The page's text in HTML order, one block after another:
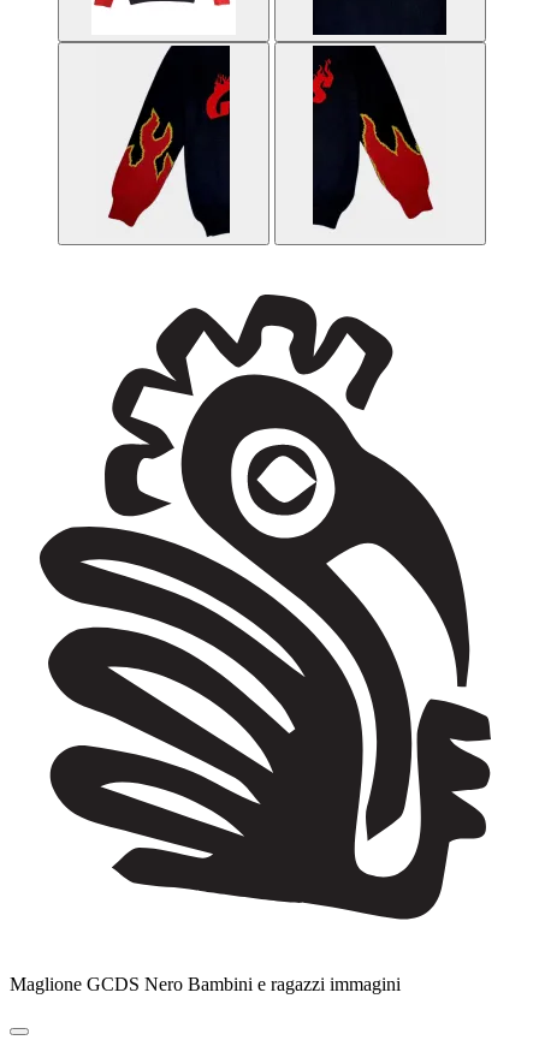
Maglione GCDS Nero Bambini e ragazzi immagini